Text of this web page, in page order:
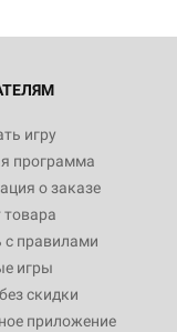
игру
программа
о заказе
товара
правилами
игры
скидки
приложение